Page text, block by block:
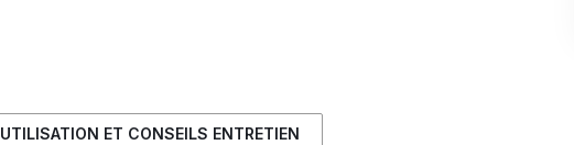
UTILISATION ET CONSEILS ENTRETIEN